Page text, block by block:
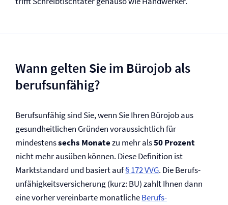
Wann gelten Sie im Bürojob als
berufsunfähig?
Berufsunfähig sind Sie, wenn Sie Ihren Bürojob aus
gesundheitlichen Gründen voraussichtlich für
mindestenssechs Monatezu mehr als50 Prozent
nicht mehr ausüben können. Diese Definition ist
Marktstandard und basiert auf§ 172 VVG. Die Berufs­
unfähigkeits­versicherung (kurz: BU) zahlt Ihnen dann
eine vorher vereinbarte monatlicheBerufs­